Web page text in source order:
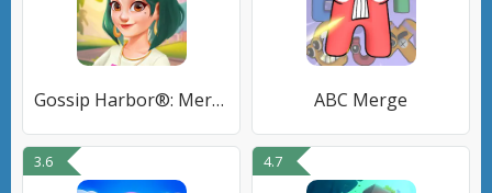
Gossip Harbor®: Merge & Story ABC Merge
3.6 4.7